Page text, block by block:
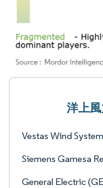
洋上
Vestas Wind
Siemens Gamesa
General Electric